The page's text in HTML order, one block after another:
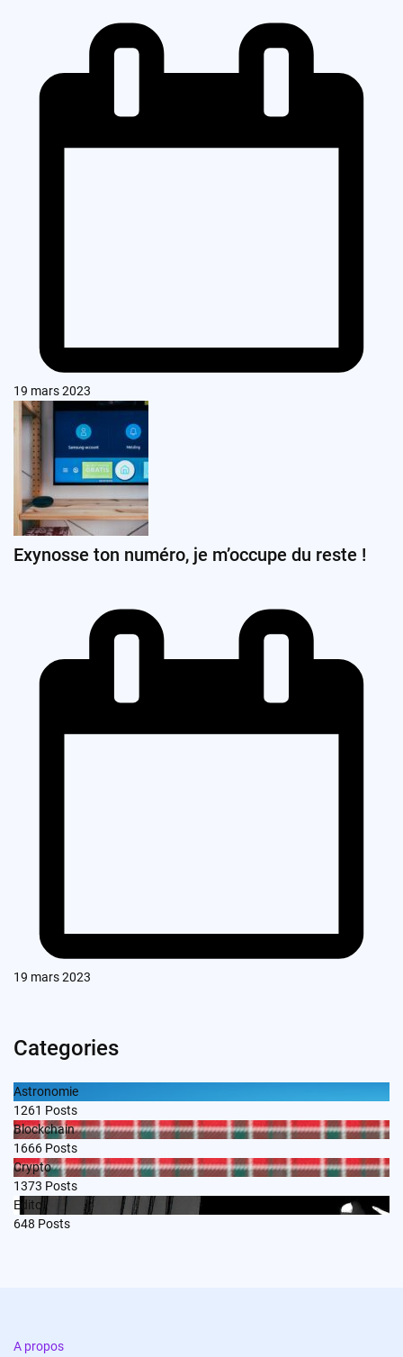
19 mars 2023
Exynosse ton numéro, je m’occupe du reste !
19 mars 2023
Categories
Astronomie
1261 Posts
Blockchain
1666 Posts
Crypto
1373 Posts
Edito
648 Posts
A propos